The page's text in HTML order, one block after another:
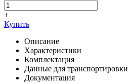
+
Купить
Описание
Характеристики
Комплектация
Данные для транспортировки
Документация